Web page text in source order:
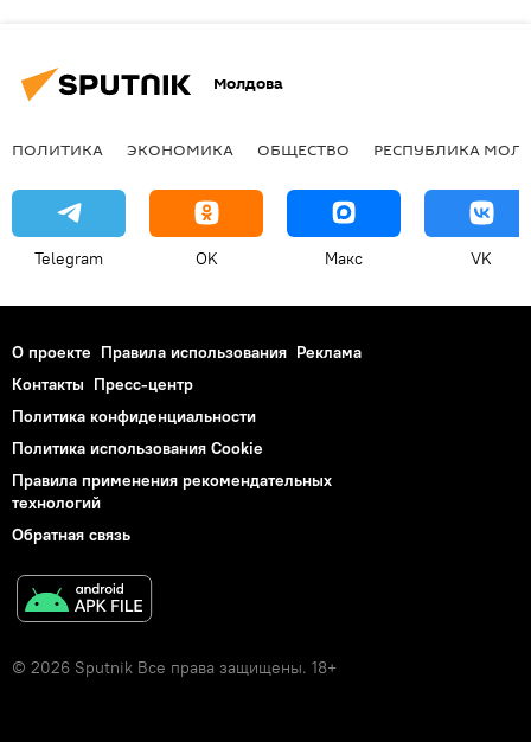
Молдова
ПОЛИТИКА ЭКОНОМИКА ОБЩЕСТВО РЕСПУБЛИКА
Telegram OK Макс VK
О проекте Правила использования Реклама
Контакты Пресс-центр
Политика конфиденциальности
Политика использования Cookie
Правила применения рекомендательных
технологий
Обратная связь
© 2026 Sputnik Все права защищены. 18+